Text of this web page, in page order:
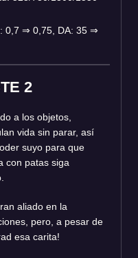
0,7 ⇒ 0,75, DA: 35 ⇒
2
a los objetos,
vida sin parar, así
suyo para que
con patas siga
aliado en la
pero, a pesar de
esa carita!